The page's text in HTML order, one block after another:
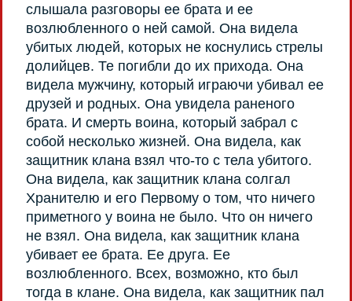
слышала разговоры ее брата и ее
возлюбленного о ней самой. Она видела
убитых людей, которых не коснулись стрелы
долийцев. Те погибли до их прихода. Она
видела мужчину, который играючи убивал ее
друзей и родных. Она увидела раненого
брата. И смерть воина, который забрал с
собой несколько жизней. Она видела, как
защитник клана взял что-то с тела убитого.
Она видела, как защитник клана солгал
Хранителю и его Первому о том, что ничего
приметного у воина не было. Что он ничего
не взял. Она видела, как защитник клана
убивает ее брата. Ее друга. Ее
возлюбленного. Всех, возможно, кто был
тогда в клане. Она видела, как защитник пал